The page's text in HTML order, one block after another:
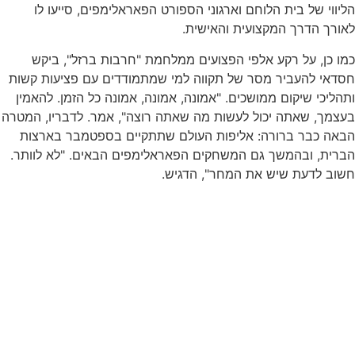
הליווי של בית הלוחם וארגוני הספורט הפאראלימפים, סייעו לו
לאורך הדרך המקצועית והאישית.
כמו כן, על רקע אלפי הפצועים ממלחמת "חרבות ברזל", ביקש
חסדאי להעביר מסר של תקווה למי שמתמודדים עם פציעות קשות
ותהליכי שיקום ממושכים. "אמונה, אמונה, אמונה כל הזמן. להאמין
בעצמך, שאתה יכול לעשות מה שאתה רוצה", אמר. לדבריו, המטרה
הבאה כבר ברורה: אליפות העולם שתתקיים בספטמבר בארצות
הברית, ובהמשך גם המשחקים הפאראלימפים הבאים. "לא לוותר.
חשוב לדעת שיש את המחר", הדגיש.